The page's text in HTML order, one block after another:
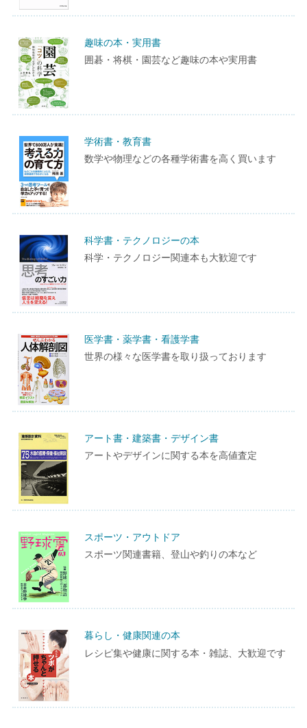
趣味の本・実用書
囲碁・将棋・園芸など趣味の本や実用書
学術書・教育書
数学や物理などの各種学術書を高く買います
科学書・テクノロジーの本
科学・テクノロジー関連本も大歓迎です
医学書・薬学書・看護学書
世界の様々な医学書を取り扱っております
アート書・建築書・デザイン書
アートやデザインに関する本を高値査定
スポーツ・アウトドア
スポーツ関連書籍、登山や釣りの本など
暮らし・健康関連の本
レシピ集や健康に関する本・雑誌、大歓迎です